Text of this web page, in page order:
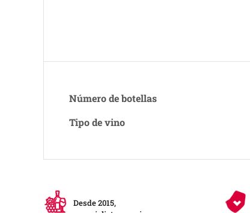
Número de botellas
Tipo de vino
Desde 2015,